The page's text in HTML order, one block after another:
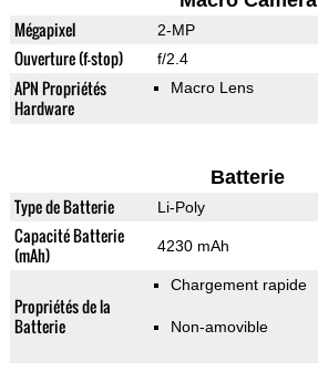
Mégapixel 2-MP
Ouverture (f-stop) f/2.4
APN Propriétés
Hardware
Macro Lens
Batterie
Type de Batterie Li-Poly
Capacité Batterie
(mAh)
4230 mAh
Propriétés de la
Batterie
Chargement rapide
Non-amovible